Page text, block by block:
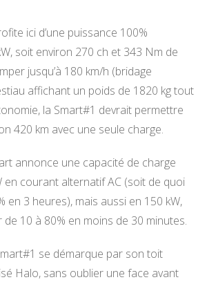
ici d’une puissance 100%
soit environ 270 ch et 343 Nm de
jusqu’à 180 km/h (bridage
affichant un poids de 1820 kg tout
la Smart#1 devrait permettre
420 km avec une seule charge.
annonce une capacité de charge
en courant alternatif AC (soit de quoi
en 3 heures), mais aussi en 150 kW,
10 à 80% en moins de 30 minutes.
se démarque par son toit
Halo, sans oublier une face avant